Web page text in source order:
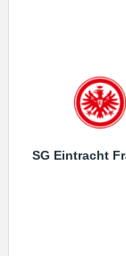
SG Eintracht